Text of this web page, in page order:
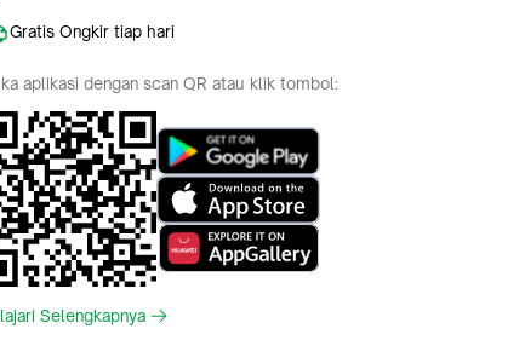
Gratis Ongkir tiap hari
aplikasi dengan scan QR atau klik tombol:
Selengkapnya